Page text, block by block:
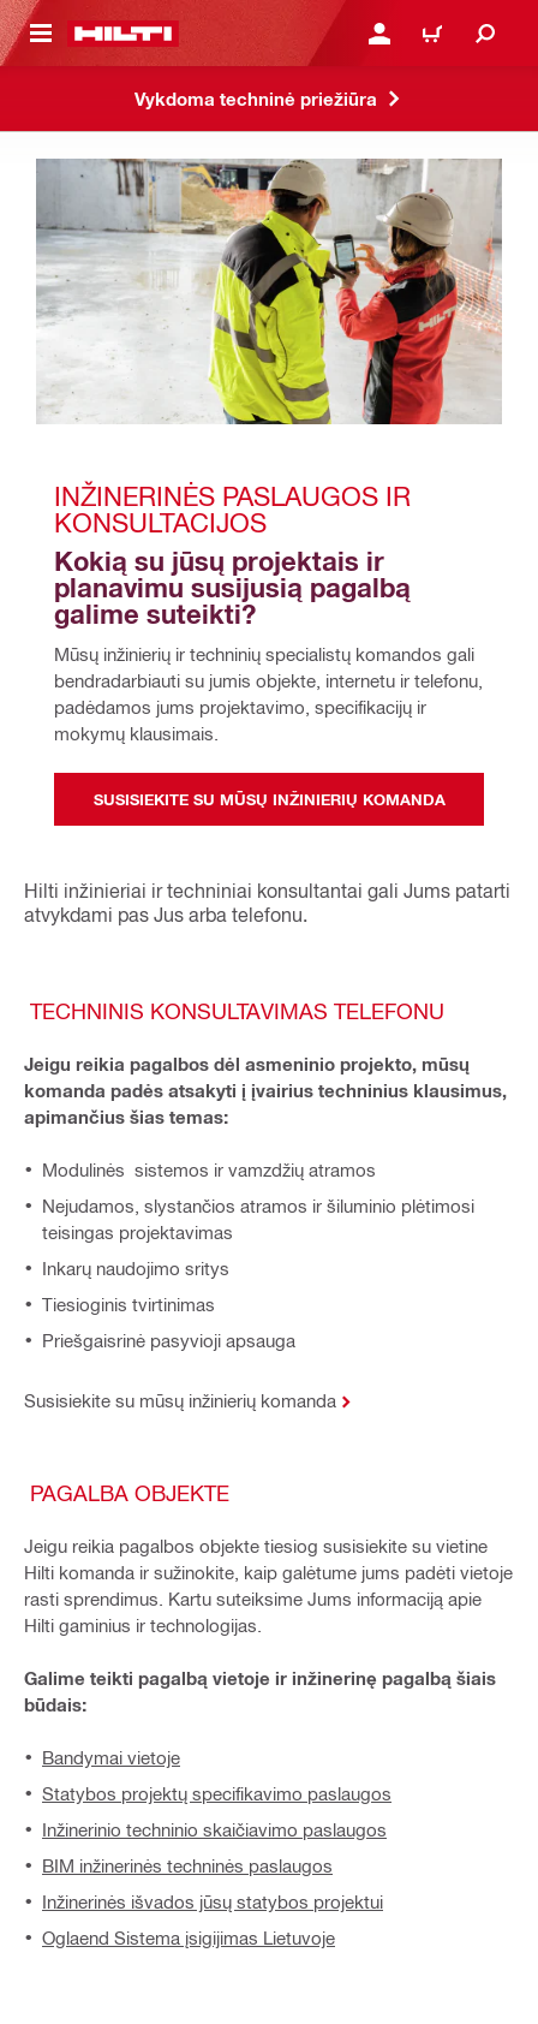
TURINIO PRISIJUNGTI ARBA
PIRKINIŲ
Vykdoma techninė priežiūra
INŽINERINĖS PASLAUGOS IR
KONSULTACIJOS
Kokią su jūsų projektais ir
planavimu susijusią pagalbą
galime suteikti?
Mūsų inžinierių ir techninių specialistų komandos gali
bendradarbiauti su jumis objekte, internetu ir telefonu,
padėdamos jums projektavimo, specifikacijų ir
mokymų klausimais.
SUSISIEKITE SU MŪSŲ INŽINIERIŲ KOMANDA
Hilti inžinieriai ir techniniai konsultantai gali Jums patarti
atvykdami pas Jus arba telefonu.
TECHNINIS KONSULTAVIMAS TELEFONU
Jeigu reikia pagalbos dėl asmeninio projekto, mūsų
komanda padės atsakyti į įvairius techninius klausimus,
apimančius šias temas:
Modulinės sistemos ir vamzdžių atramos
Nejudamos, slystančios atramos ir šiluminio plėtimosi
teisingas projektavimas
Inkarų naudojimo sritys
Tiesioginis tvirtinimas
Priešgaisrinė pasyvioji apsauga
Susisiekite su mūsų inžinierių komanda
PAGALBA OBJEKTE
Jeigu reikia pagalbos objekte tiesiog susisiekite su vietine
Hilti komanda ir sužinokite, kaip galėtume jums padėti vietoje
rasti sprendimus. Kartu suteiksime Jums informaciją apie
Hilti gaminius ir technologijas.
Galime teikti pagalbą vietoje ir inžinerinę pagalbą šiais
būdais:
Bandymai vietoje
Statybos projektų specifikavimo paslaugos
Inžinerinio techninio skaičiavimo paslaugos
BIM inžinerinės techninės paslaugos
Inžinerinės išvados jūsų statybos projektui
Oglaend Sistema įsigijimas Lietuvoje